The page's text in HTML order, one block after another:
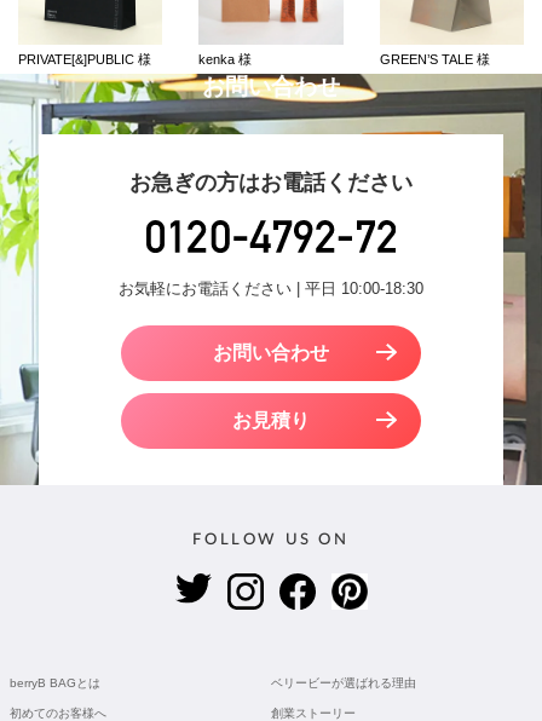
PRIVATE[&]PUBLIC 様 kenka 様 GREEN’S TALE 様
お問い合わせ
お急ぎの方はお電話ください
お気軽にお電話ください | 平日 10:00-18:30
お問い合わせ
お見積り
FOLLOW US ON
berryB BAGとは ベリービーが選ばれる理由
初めてのお客様へ 創業ストーリー